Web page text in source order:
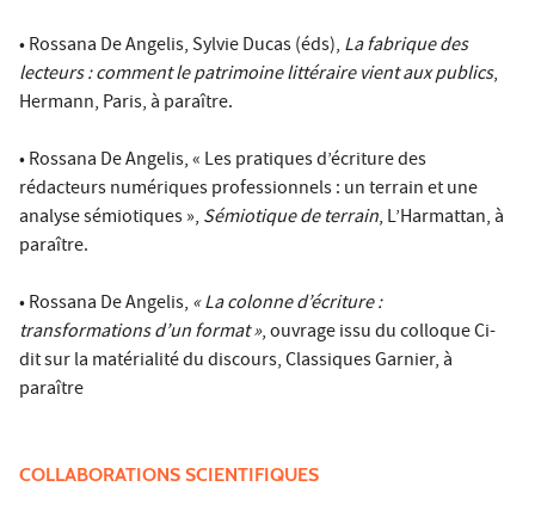
• Rossana De Angelis, Sylvie Ducas (éds), La fabrique des
lecteurs : comment le patrimoine littéraire vient aux publics,
Hermann, Paris, à paraître.
• Rossana De Angelis, « Les pratiques d’écriture des
rédacteurs numériques professionnels : un terrain et une
analyse sémiotiques », Sémiotique de terrain, L’Harmattan, à
paraître.
• Rossana De Angelis, « La colonne d’écriture :
transformations d’un format », ouvrage issu du colloque Ci-
dit sur la matérialité du discours, Classiques Garnier, à
paraître
COLLABORATIONS SCIENTIFIQUES